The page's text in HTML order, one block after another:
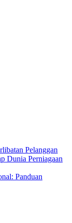
Pelanggan
Dunia Perniagaan
Panduan